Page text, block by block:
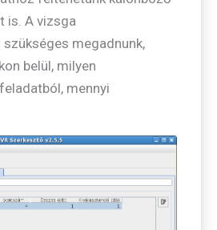
is. A vizsga
megadnunk,
belül, milyen
mennyi